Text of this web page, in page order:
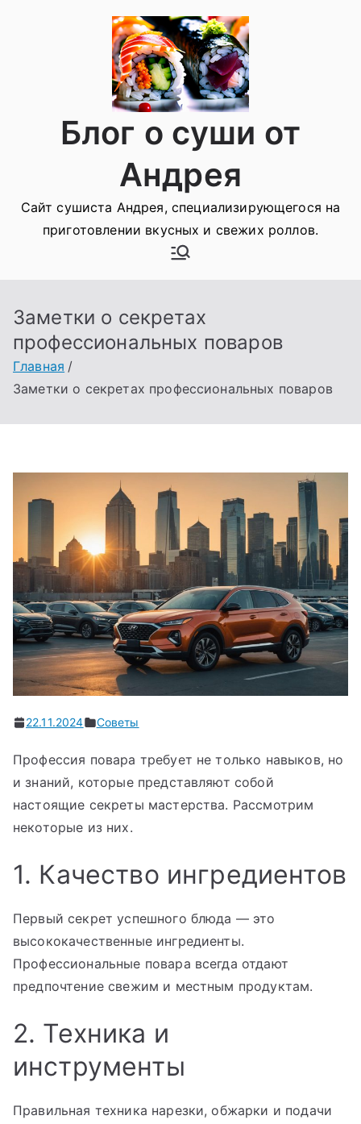
Блог о суши от
Андрея
Сайт сушиста Андрея, специализирующегося на
приготовлении вкусных и свежих роллов.
Заметки о секретах
профессиональных поваров
Главная
Заметки о секретах профессиональных поваров
22.11.2024 Советы
Профессия повара требует не только навыков, но
и знаний, которые представляют собой
настоящие секреты мастерства. Рассмотрим
некоторые из них.
1. Качество ингредиентов
Первый секрет успешного блюда — это
высококачественные ингредиенты.
Профессиональные повара всегда отдают
предпочтение свежим и местным продуктам.
2. Техника и
инструменты
Правильная техника нарезки, обжарки и подачи